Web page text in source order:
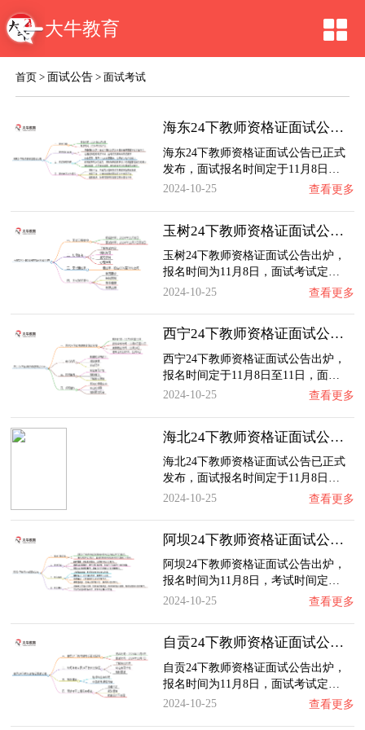
大牛教育
首页 > 面试公告 >面试考试
海东24下教师资格证面试公告出炉：11.8报名 …
海东24下教师资格证面试公告已正式
发布，面试报名时间定于11月8日…
2024-10-25
查看更多
玉树24下教师资格证面试公告出炉：11.8报名 …
玉树24下教师资格证面试公告出炉，
报名时间为11月8日，面试考试定…
2024-10-25
查看更多
西宁24下教师资格证面试公告出炉：11.8报名 …
西宁24下教师资格证面试公告出炉，
报名时间定于11月8日至11日，面…
2024-10-25
查看更多
海北24下教师资格证面试公告出炉：11.8报名 …
海北24下教师资格证面试公告已正式
发布，面试报名时间定于11月8日…
2024-10-25
查看更多
阿坝24下教师资格证面试公告出炉：11.8报名 …
阿坝24下教师资格证面试公告出炉，
报名时间为11月8日，考试时间定…
2024-10-25
查看更多
自贡24下教师资格证面试公告出炉：11.8报名 …
自贡24下教师资格证面试公告出炉，
报名时间为11月8日，面试考试定…
2024-10-25
查看更多